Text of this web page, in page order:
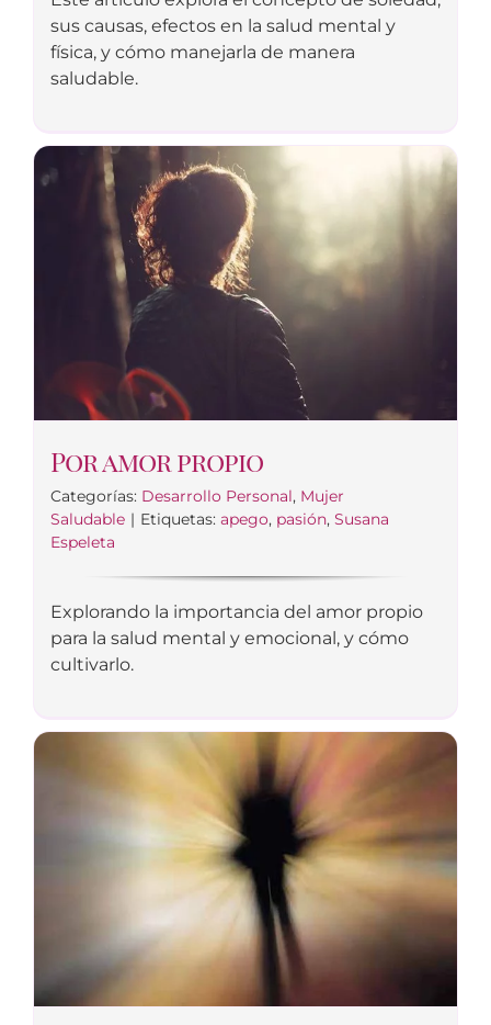
sus causas, efectos en la salud mental y
física, y cómo manejarla de manera
saludable.
Por amor propio
Categorías: Desarrollo Personal, Mujer
Saludable | Etiquetas: apego, pasión, Susana
Espeleta
Explorando la importancia del amor propio
para la salud mental y emocional, y cómo
cultivarlo.